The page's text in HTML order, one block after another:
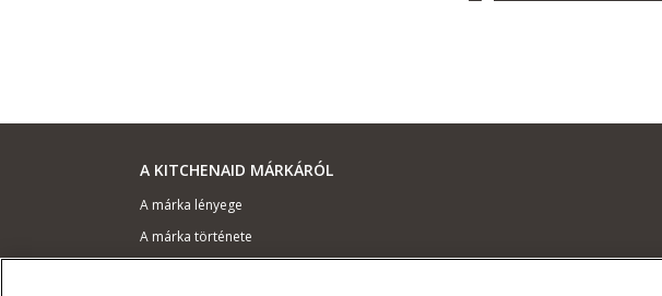
A KITCHENAID MÁRKÁRÓL
A márka lényege
A márka története